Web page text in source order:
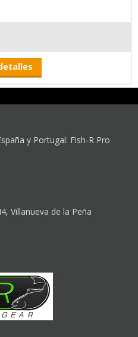
y Portugal: Fish-R Pro
Villanueva de la Peña